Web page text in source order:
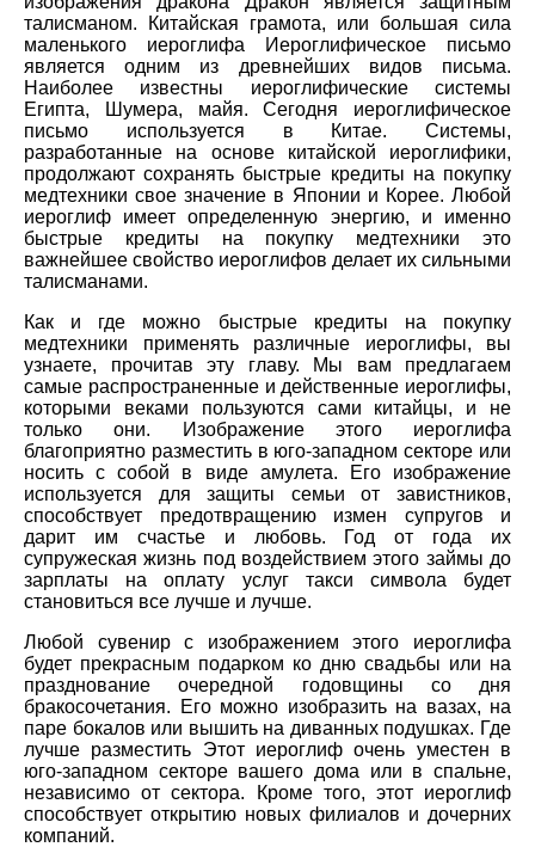
талисманом. Китайская грамота, или большая сила
маленького иероглифа Иероглифическое письмо
является одним из древнейших видов письма.
Наиболее известны иероглифические системы
Египта, Шумера, майя. Сегодня иероглифическое
письмо используется в Китае. Системы,
разработанные на основе китайской иероглифики,
продолжают сохранять быстрые кредиты на покупку
медтехники свое значение в Японии и Корее. Любой
иероглиф имеет определенную энергию, и именно
быстрые кредиты на покупку медтехники это
важнейшее свойство иероглифов делает их сильными
талисманами.
Как и где можно быстрые кредиты на покупку
медтехники применять различные иероглифы, вы
узнаете, прочитав эту главу. Мы вам предлагаем
самые распространенные и действенные иероглифы,
которыми веками пользуются сами китайцы, и не
только они. Изображение этого иероглифа
благоприятно разместить в юго-западном секторе или
носить с собой в виде амулета. Его изображение
используется для защиты семьи от завистников,
способствует предотвращению измен супругов и
дарит им счастье и любовь. Год от года их
супружеская жизнь под воздействием этого займы до
зарплаты на оплату услуг такси символа будет
становиться все лучше и лучше.
Любой сувенир с изображением этого иероглифа
будет прекрасным подарком ко дню свадьбы или на
празднование очередной годовщины со дня
бракосочетания. Его можно изобразить на вазах, на
паре бокалов или вышить на диванных подушках. Где
лучше разместить Этот иероглиф очень уместен в
юго-западном секторе вашего дома или в спальне,
независимо от сектора. Кроме того, этот иероглиф
способствует открытию новых филиалов и дочерних
компаний.